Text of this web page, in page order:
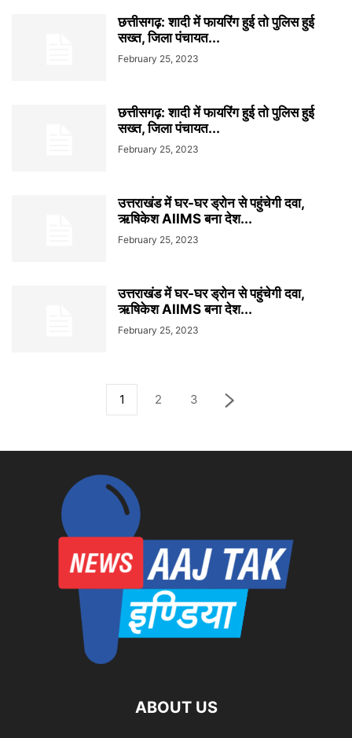
छत्तीसगढ़: शादी में फायरिंग हुई तो पुलिस हुई
सख्त, जिला पंचायत...
February 25, 2023
छत्तीसगढ़: शादी में फायरिंग हुई तो पुलिस हुई
सख्त, जिला पंचायत...
February 25, 2023
उत्तराखंड में घर-घर ड्रोन से पहुंचेगी दवा,
ऋषिकेश AIIMS बना देश...
February 25, 2023
उत्तराखंड में घर-घर ड्रोन से पहुंचेगी दवा,
ऋषिकेश AIIMS बना देश...
February 25, 2023
1 2 3
ABOUT US